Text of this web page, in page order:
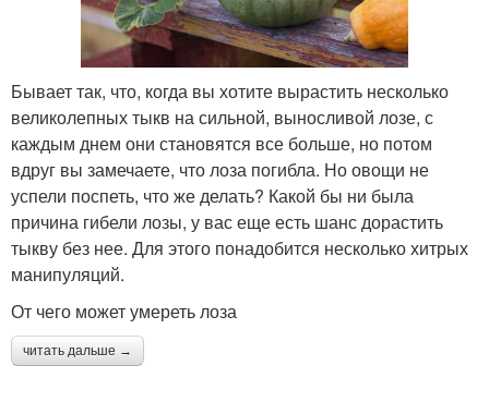
Бывает так, что, когда вы хотите вырастить несколько
великолепных тыкв на сильной, выносливой лозе, с
каждым днем они становятся все больше, но потом
вдруг вы замечаете, что лоза погибла. Но овощи не
успели поспеть, что же делать? Какой бы ни была
причина гибели лозы, у вас еще есть шанс дорастить
тыкву без нее. Для этого понадобится несколько хитрых
манипуляций.
От чего может умереть лоза
читать дальше →